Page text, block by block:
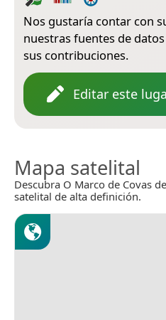
Nos gustaría contar con
nuestras fuentes de
sus contribuciones.
Editar este
Mapa satelital
Descubra O Marco de Covas
satelital de alta definición.